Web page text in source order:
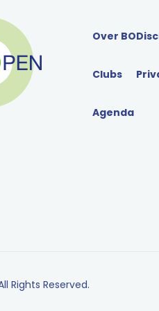
Over BO
Clubs
Agenda
Rights Reserved.